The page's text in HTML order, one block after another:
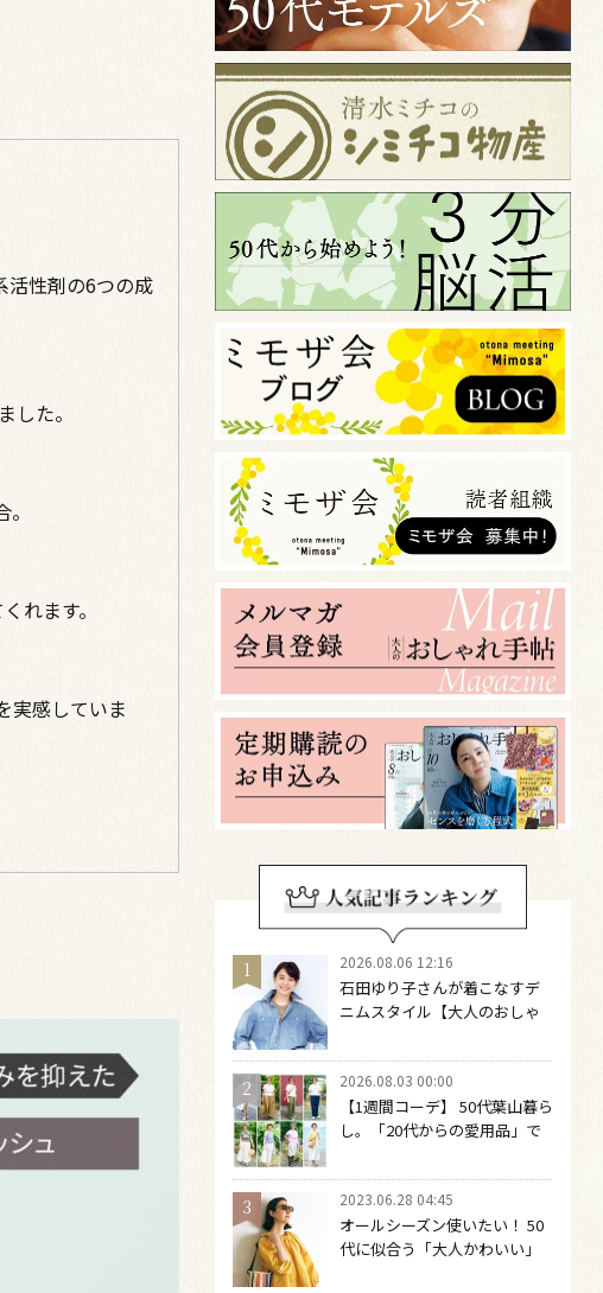
活性剤の6つの成
た。
れます。
実感していま
2026.08.06 12:16
石田ゆり子さんが着こなすデ
ニムスタイル【大人のおしゃ
どファッションは自由になる
2026.08.03 00:00
【1週間コーデ】 50代葉山暮ら
し。「20代からの愛用品」で
～ 桐野恵美さん #022 Emi
Kirino～
2023.06.28 04:45
オールシーズン使いたい！ 50
代に似合う「大人かわいい」